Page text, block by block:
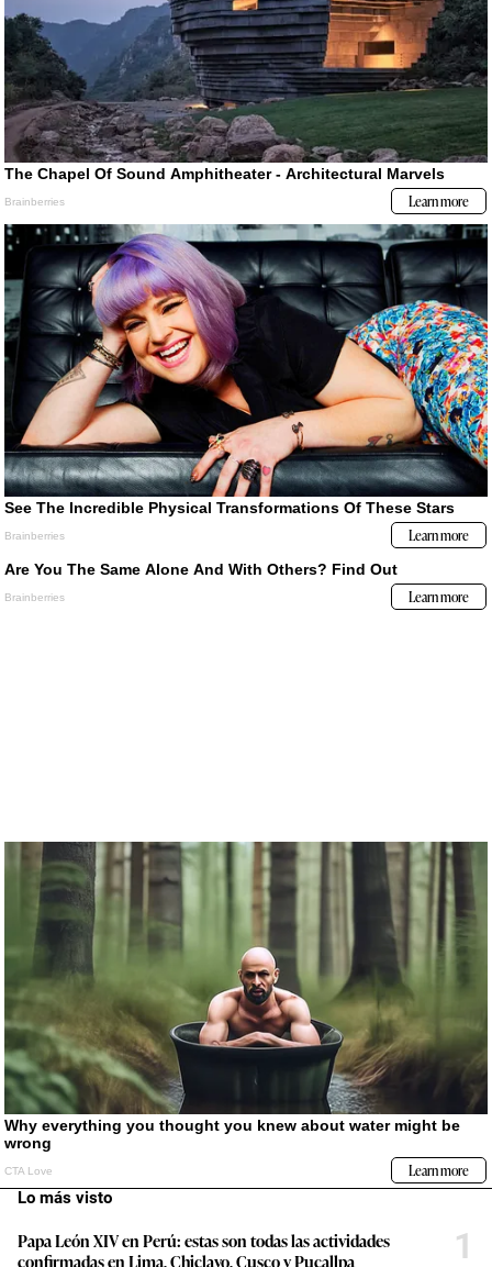
Lo más visto
Papa León XIV en Perú: estas son todas las actividades
confirmadas en Lima, Chiclayo, Cusco y Pucallpa
1